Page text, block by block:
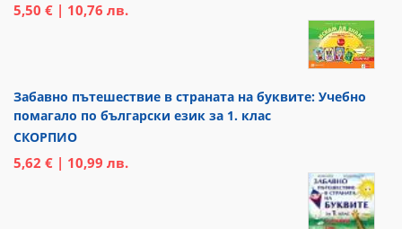
5,50 € | 10,76 лв.
Забавно пътешествие в страната на буквите: Учебно
помагало по български език за 1. клас
СКОРПИО
5,62 € | 10,99 лв.